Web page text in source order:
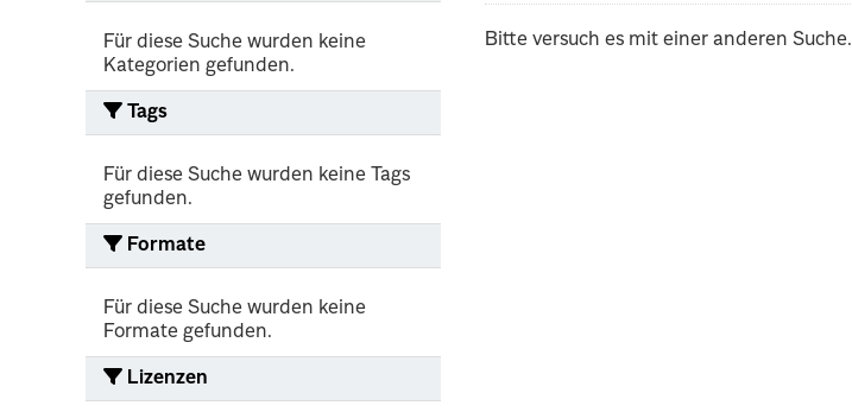
Für diese Suche wurden keine
Kategorien gefunden.
Tags
Für diese Suche wurden keine Tags
gefunden.
Formate
Für diese Suche wurden keine
Formate gefunden.
Lizenzen
Bitte versuch es mit einer anderen Suche.